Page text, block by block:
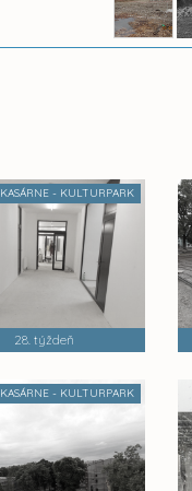
KASÁRNE - KULTURPARK
28. týždeň
KASÁRNE - KULTURPARK